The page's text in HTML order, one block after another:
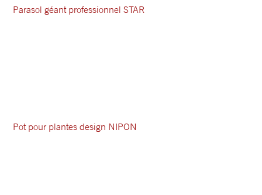
Parasol géant professionnel STAR
Pot pour plantes design NIPON